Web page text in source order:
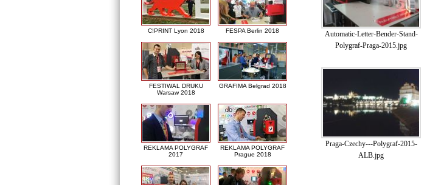
C!PRINT Lyon 2018 FESPA Berlin 2018
FESTIWAL DRUKU
Warsaw 2018
GRAFIMA Belgrad 2018
REKLAMA POLYGRAF
2017
REKLAMA POLYGRAF
Prague 2018
Automatic-Letter-Bender-Stand-
Polygraf-Praga-2015.jpg
Praga-Czechy---Polygraf-2015-
ALB.jpg